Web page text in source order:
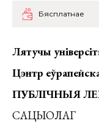
Бясплатнае
Лятучы універсіт
Цэнтр еўрапейск
ПУБЛІЧНЫЯ
САЦЫОЛАГ